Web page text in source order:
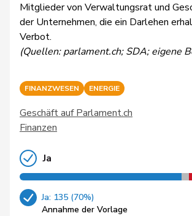
Mitglieder von Verwaltungsrat und
der Unternehmen, die ein Darlehen
Verbot.
(Quellen: parlament.ch; SDA; eigene
FINANZWESEN ENERGIE
Geschäft auf Parlament.ch
Finanzen
Ja
Ja: 135 (70%)
Annahme der Vorlage